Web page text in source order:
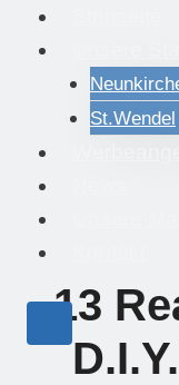
Zum
Inhalt
springen
St.Wendel
13